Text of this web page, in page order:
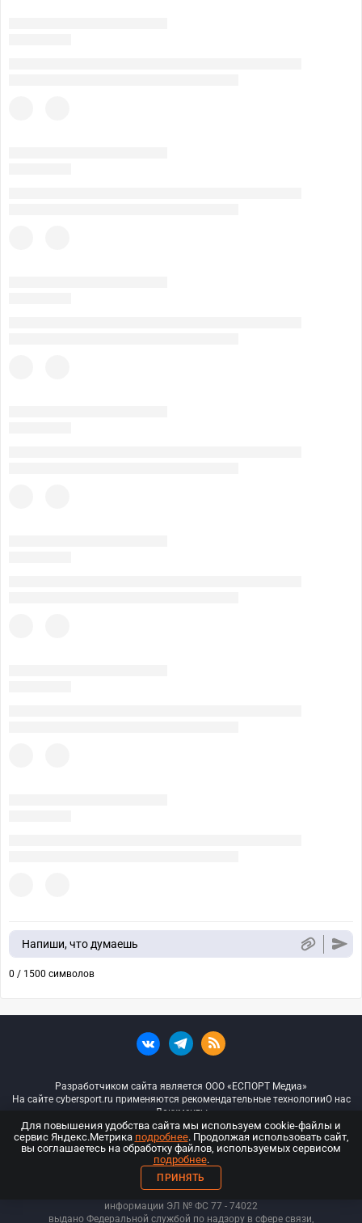
Напиши, что думаешь
0 / 1500 символов
Разработчиком сайта является ООО «ЕСПОРТ Медиа»
На сайте cybersport.ru применяются рекомендательные технологииО нас
Документы
© ООО «Киберспорт.ру» — Все права защищены
18+
ООО «Киберспорт.ру». Свидетельство о регистрации средств массовой
информации ЭЛ № ФС 77 - 74022
выдано Федеральной службой по надзору в сфере связи,
Для повышения удобства сайта мы используем cookie-файлы и
сервис Яндекс.Метрика подробнее. Продолжая использовать сайт,
вы соглашаетесь на обработку файлов, используемых сервисом
подробнее.
ПРИНЯТЬ